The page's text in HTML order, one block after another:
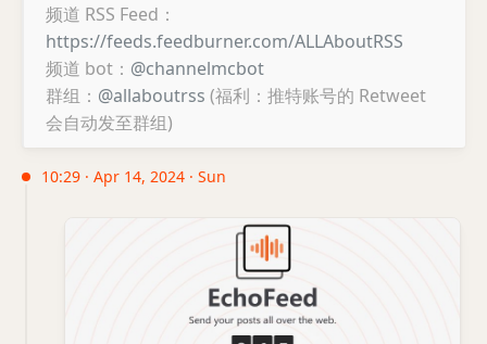
频道 RSS Feed：
https://feeds.feedburner.com/ALLAboutRSS
频道 bot： @channelmcbot
群组： @allaboutrss (福利：推特账号的 Retweet
会自动发至群组)
10:29 · Apr 14, 2024 · Sun